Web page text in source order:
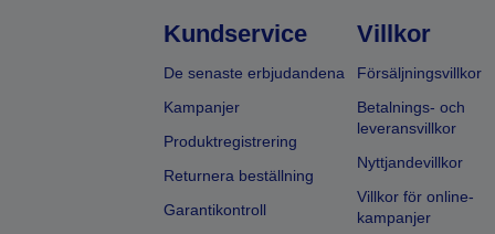
Kundservice
De senaste erbjudandena
Kampanjer
Produktregistrering
Returnera beställning
Garantikontroll
Villkor
Försäljningsvillkor
Betalnings- och
leveransvillkor
Nyttjandevillkor
Villkor för online-
kampanjer